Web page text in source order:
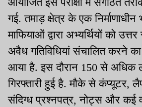
गई. तमाड़ क्षेत्र के एक निर्माणाधीन
माफियाओं द्वारा अभ्यर्थियों को
अवैध गतिविधियां संचालित करने
आया है. इस दौरान 150 से अधिक
गिरफ्तारी हुई है. मौके से कंप्यूटर,
संदिग्ध प्रश्नपत्र, नोट्स और कई